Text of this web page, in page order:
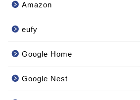
Amazon
eufy
Google Home
Google Nest